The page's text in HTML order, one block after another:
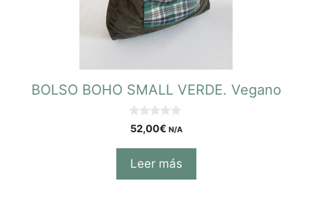
BOLSO BOHO SMALL VERDE. Vegano
0
d
52,00€ N/A
Leer más